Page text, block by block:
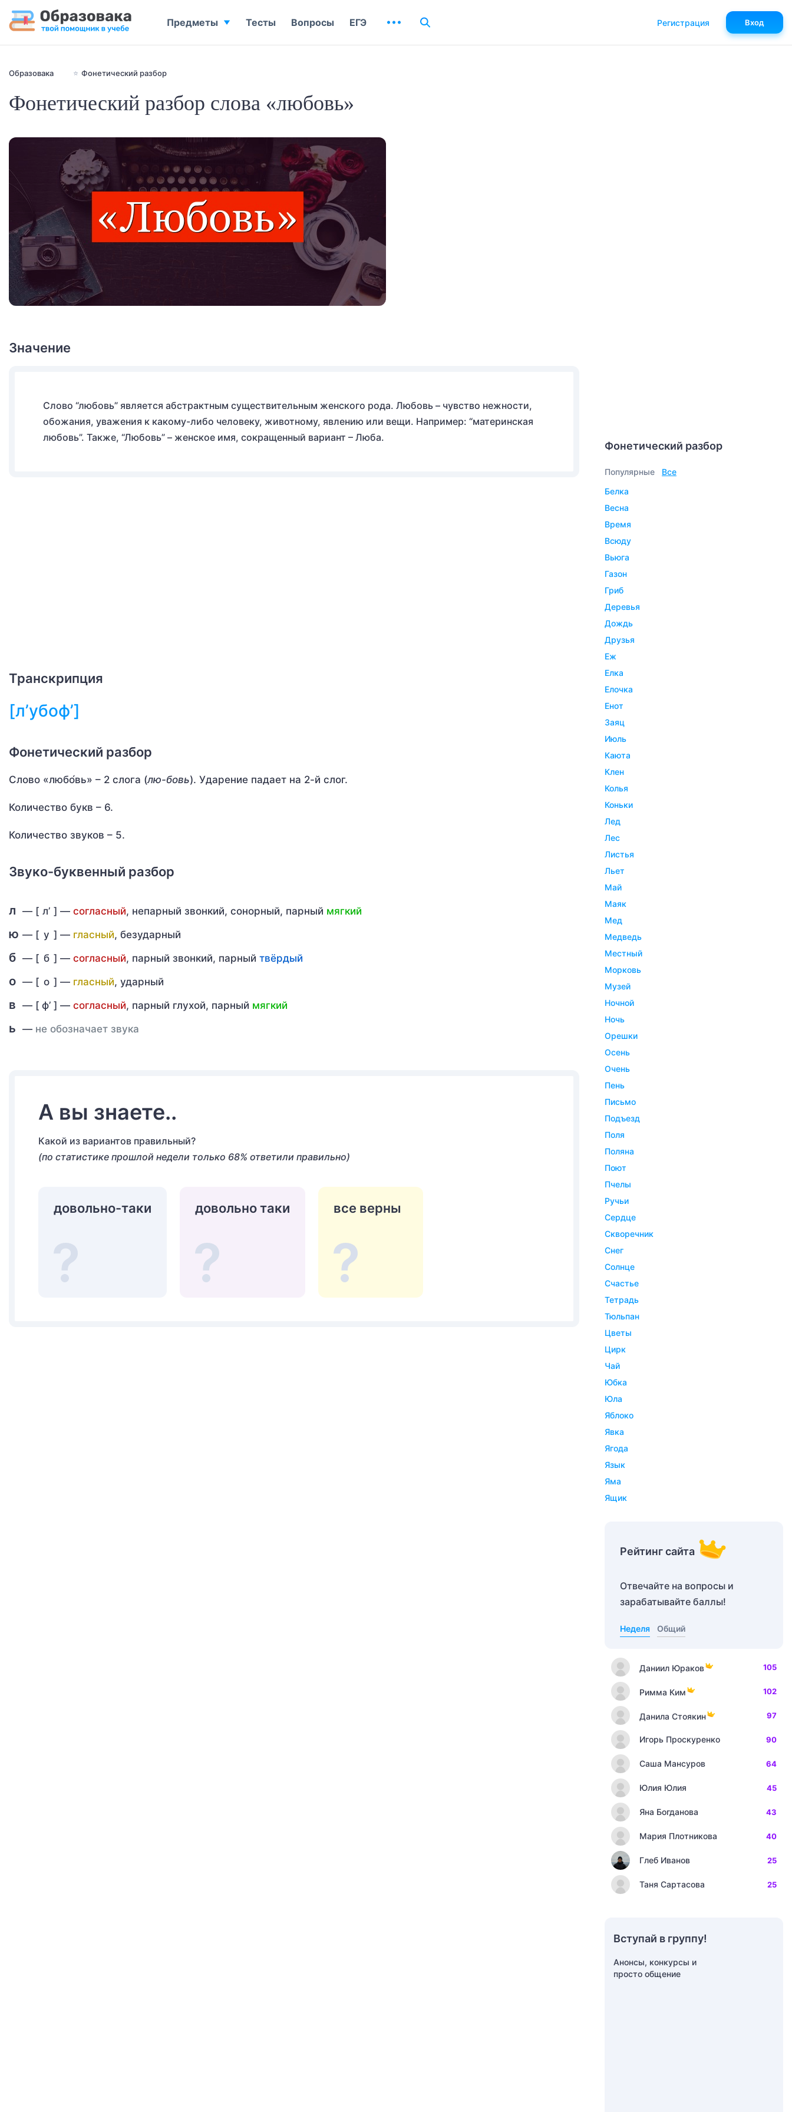
Образовака ⭐ Фонетический разбор
Фонетический разбор слова «любовь»
Значение
Слово “любовь” является абстрактным существительным женского рода. Любовь – чувство нежности,
обожания, уважения к какому-либо человеку, животному, явлению или вещи. Например: “материнская
любовь”. Также, “Любовь” – женское имя, сокращенный вариант – Люба.
Транскрипция
[л’убоф’]
Фонетический разбор
Слово «любо́вь» – 2 слога (лю-бовь). Ударение падает на 2-й слог.
Количество букв – 6.
Количество звуков – 5.
Звуко-буквенный разбор
л — [ л’ ] — согласный, непарный звонкий, сонорный, парный мягкий
ю — [ у ] — гласный, безударный
б — [ б ] — согласный, парный звонкий, парный твёрдый
о — [ о ] — гласный, ударный
в — [ ф’ ] — согласный, парный глухой, парный мягкий
ь — не обозначает звука
А вы знаете..
Какой из вариантов правильный?
(по статистике прошлой недели только 68% ответили правильно)
довольно-таки довольно таки все верны
Фонетический разбор
Популярные
Все
белка
весна
время
всюду
вьюга
газон
гриб
деревья
дождь
друзья
еж
елка
елочка
енот
заяц
июль
каюта
клен
колья
коньки
лед
лес
листья
льет
май
маяк
мед
медведь
местный
морковь
музей
ночной
ночь
орешки
осень
очень
пень
письмо
подъезд
поля
поляна
поют
пчелы
ручьи
сердце
скворечник
снег
солнце
счастье
тетрадь
тюльпан
цветы
цирк
чай
юбка
юла
яблоко
явка
ягода
язык
яма
ящик
Рейтинг сайта
Отвечайте на вопросы и
зарабатывайте баллы!
Неделя Общий
Даниил Юраков 105
Римма Ким 102
Данила Стоякин 97
Игорь Проскуренко 90
Саша Мансуров 64
Юлия Юлия 45
Яна Богданова 43
Мария Плотникова 40
Глеб Иванов 25
Таня Сартасова 25
Вступай в группу!
Анонсы, конкурсы и
просто общение
Предметы Тесты Вопросы ЕГЭ Регистрация Вход